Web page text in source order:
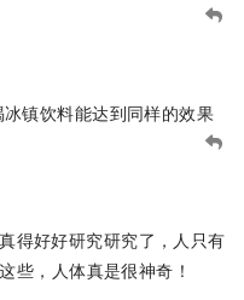
冰镇饮料能达到同样的效果
得好好研究研究了，人只有
些，人体真是很神奇！